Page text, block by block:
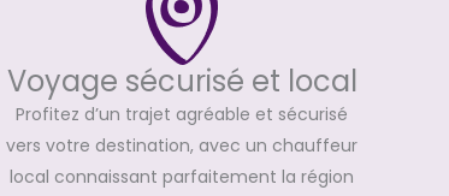
Voyage sécurisé et local
Profitez d’un trajet agréable et sécurisé
vers votre destination, avec un chauffeur
local connaissant parfaitement la région